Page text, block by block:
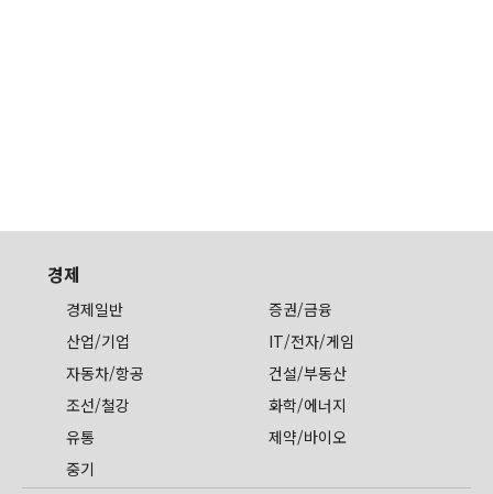
경제
경제일반
증권/금융
산업/기업
IT/전자/게임
자동차/항공
건설/부동산
조선/철강
화학/에너지
유통
제약/바이오
중기